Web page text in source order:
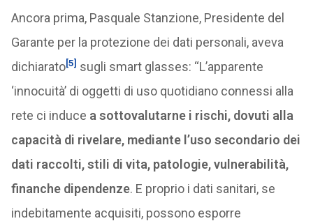
Ancora prima, Pasquale Stanzione, Presidente del
Garante per la protezione dei dati personali, aveva
dichiarato[5] sugli smart glasses: “L’apparente
‘innocuità’ di oggetti di uso quotidiano connessi alla
rete ci induce a sottovalutarne i rischi, dovuti alla
capacità di rivelare, mediante l’uso secondario dei
dati raccolti, stili di vita, patologie, vulnerabilità,
finanche dipendenze. E proprio i dati sanitari, se
indebitamente acquisiti, possono esporre